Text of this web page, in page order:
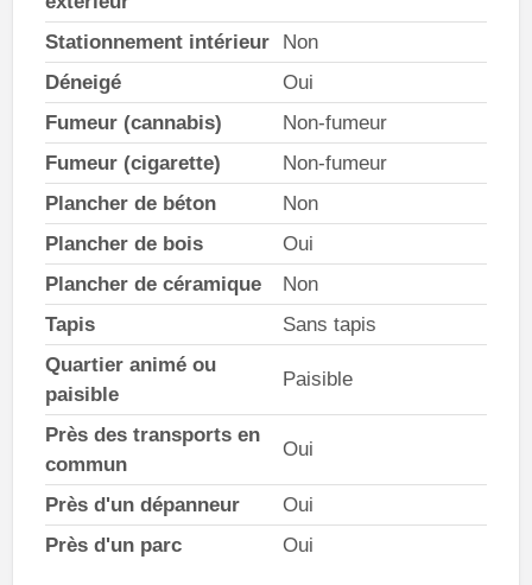
Stationnement intérieur
Non
Déneigé
Oui
Fumeur (cannabis)
Non-fumeur
Fumeur (cigarette)
Non-fumeur
Plancher de béton
Non
Plancher de bois
Oui
Plancher de céramique
Non
Tapis
Sans tapis
Quartier animé ou
paisible
Paisible
Près des transports en
commun
Oui
Près d'un dépanneur
Oui
Près d'un parc
Oui